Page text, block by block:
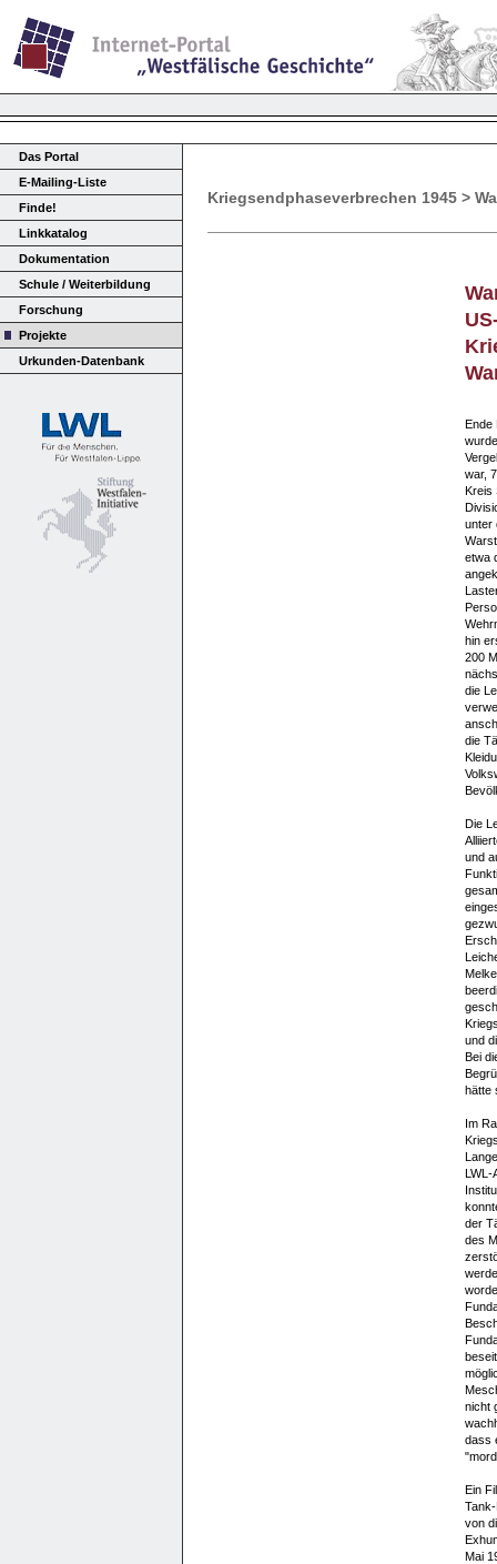
Das Portal
E-Mailing-Liste
Finde!
Linkkatalog
Dokumentation
Schule / Weiterbildung
Forschung
Projekte
Urkunden-Datenbank
Kriegsendphaseverbrechen 1945 >
Ende
war,
Kreis
unter
etwa
hin
200
die
die
Die
und
und
Bei
hätte
Im
LWL-
der
des
nicht
dass
Ein
von
Mai